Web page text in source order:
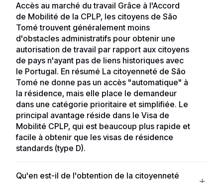
Accès au marché du travail Grâce à l'Accord
de Mobilité de la CPLP, les citoyens de São
Tomé trouvent généralement moins
d'obstacles administratifs pour obtenir une
autorisation de travail par rapport aux citoyens
de pays n'ayant pas de liens historiques avec
le Portugal. En résumé La citoyenneté de São
Tomé ne donne pas un accès "automatique" à
la résidence, mais elle place le demandeur
dans une catégorie prioritaire et simplifiée. Le
principal avantage réside dans le Visa de
Mobilité CPLP, qui est beaucoup plus rapide et
facile à obtenir que les visas de résidence
standards (type D).
simplifiée pour obtenir un visa de résidence portugais.
Qu'en est-il de l'obtention de la citoyenneté